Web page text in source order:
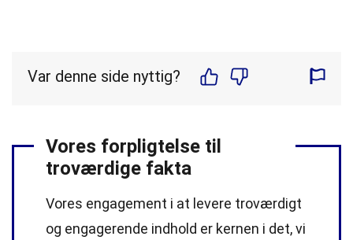
Var denne side nyttig?
Vores forpligtelse til
troværdige fakta
Vores engagement i at levere troværdigt
og engagerende indhold er kernen i det, vi